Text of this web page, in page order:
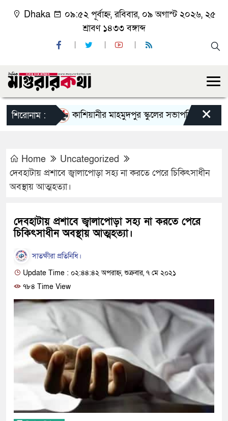
Dhaka
০৯:৫২ পূর্বাহ্ন, রবিবার, ০৯ অগাস্ট ২০২৬, ২৫
শ্রাবণ ১৪৩৩ বঙ্গাব্দ
শিরোনাম : কাশিয়ানীর মাহমুদপুর স্কুলের সভাপতি হলেন গোবিন্দ
×
Home
Uncategorized
দেবহাটায় প্রশাবে জ্বালাপোড়া সহ্য না করতে পেরে চিকিৎসাধীন
অবস্থায় আত্মহত্যা।
দেবহাটায় প্রশাবে জ্বালাপোড়া সহ্য না করতে পেরে
চিকিৎসাধীন অবস্থায় আত্মহত্যা।
সাতক্ষীরা প্রতিনিধি।
Update Time : ০২:৪৪:৪২ অপরাহ্ন, শুক্রবার, ৭ মে ২০২১
৭৮৪ Time View